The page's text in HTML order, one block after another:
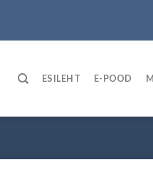
ESILEHT E-POOD